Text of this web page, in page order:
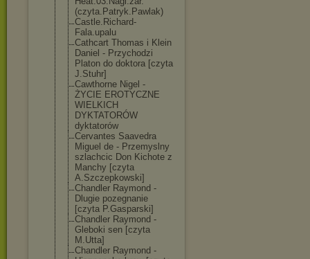
(czyta.Patryk.Pawlak)
Castle.Richard-
Fala.upalu
Cathcart Thomas i Klein
Daniel - Przychodzi
Platon do doktora [czyta
J.Stuhr]
Cawthorne Nigel -
ŻYCIE EROTYCZNE
WIELKICH
DYKTATORÓW
dyktatorów
Cervantes Saavedra
Miguel de - Przemyslny
szlachcic Don Kichote z
Manchy [czyta
A.Szczepkowski]
Chandler Raymond -
Dlugie pozegnanie
[czyta P.Gasparski]
Chandler Raymond -
Gleboki sen [czyta
M.Utta]
Chandler Raymond -